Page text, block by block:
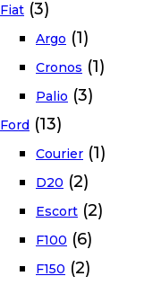
Fiat (3)
Argo (1)
Cronos (1)
Palio (3)
Ford (13)
Courier (1)
D20 (2)
Escort (2)
F100 (6)
F150 (2)